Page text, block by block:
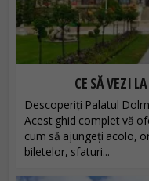
CE SĂ VEZI
Descoperiți Palatul
Acest ghid complet vă
cum să ajungeți acolo,
biletelor, sfaturi...